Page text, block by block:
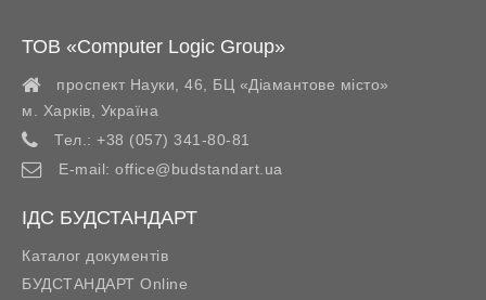
ТОВ «Computer Logic Group»
проспект Науки, 46, БЦ «Діамантове місто»
м. Харків
Україна
Тел.: +38 (057) 341-80-81
E-mail: office@budstandart.ua
ІДС БУДСТАНДАРТ
Каталог документів
БУДСТАНДАРТ Online